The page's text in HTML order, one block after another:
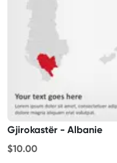
Gjirokastër - Albanie
$10.00